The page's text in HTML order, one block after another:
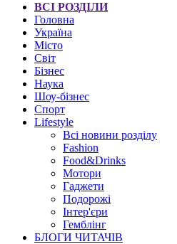
ВСІ РОЗДІЛИ
Головна
Україна
Місто
Світ
Бізнес
Наука
Шоу-бізнес
Спорт
Lifestyle
Всі новини розділу
Fashion
Food&Drinks
Мотори
Гаджети
Подорожі
Інтер'єри
Гемблінг
БЛОГИ ЧИТАЧІВ